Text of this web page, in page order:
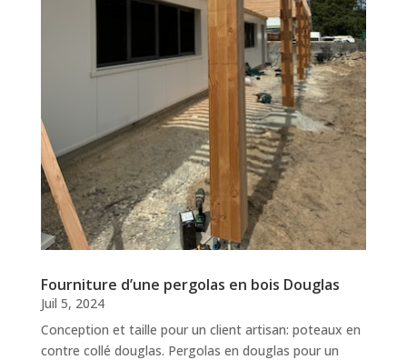
Fourniture d’une pergolas en bois Douglas
Juil 5, 2024
Conception et taille pour un client artisan: poteaux en
contre collé douglas. Pergolas en douglas pour un